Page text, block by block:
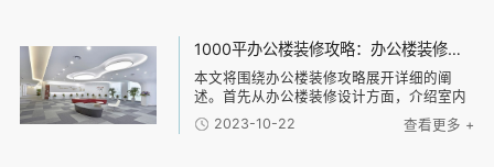
1000平办公楼装修攻略：办公楼装修设计、材料选择与施工流程全指南
本文将围绕办公楼装修攻略展开详细的阐
述。首先从办公楼装修设计方面，介绍室内
设计的原则和技巧，包括空间布局、光线利
用、色彩搭配等。然后，探讨办公楼装修材
2023-10-22 查看更多 +